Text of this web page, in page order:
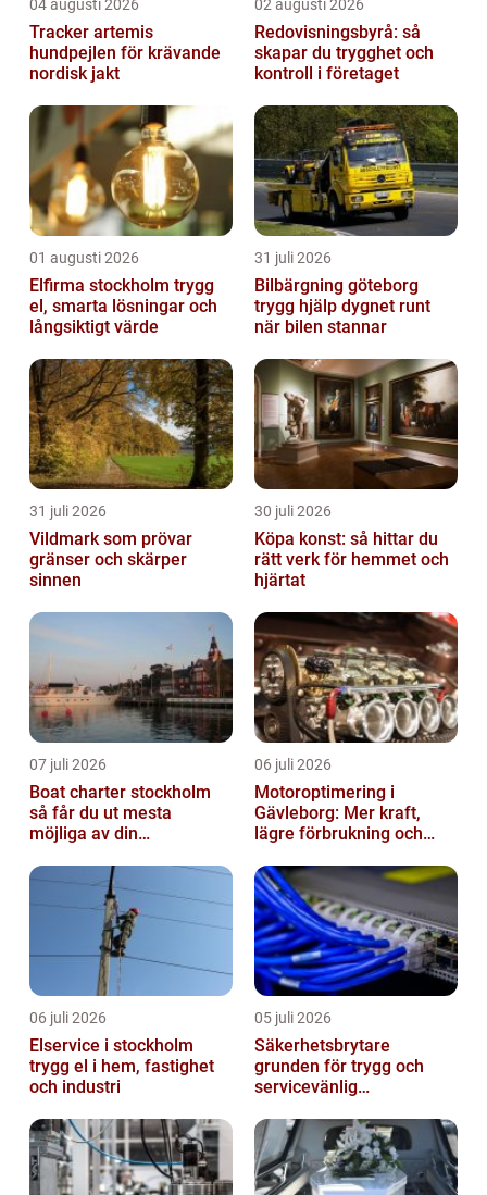
04 augusti 2026
Tracker artemis
hundpejlen för krävande
nordisk jakt
02 augusti 2026
Redovisningsbyrå: så
skapar du trygghet och
kontroll i företaget
01 augusti 2026
Elfirma stockholm trygg
el, smarta lösningar och
långsiktigt värde
31 juli 2026
Bilbärgning göteborg
trygg hjälp dygnet runt
när bilen stannar
31 juli 2026
Vildmark som prövar
gränser och skärper
sinnen
30 juli 2026
Köpa konst: så hittar du
rätt verk för hemmet och
hjärtat
07 juli 2026
Boat charter stockholm
så får du ut mesta
möjliga av din
06 juli 2026
Motoroptimering i
Gävleborg: Mer kraft,
lägre förbrukning och
06 juli 2026
Elservice i stockholm
trygg el i hem, fastighet
och industri
05 juli 2026
Säkerhetsbrytare
grunden för trygg och
servicevänlig